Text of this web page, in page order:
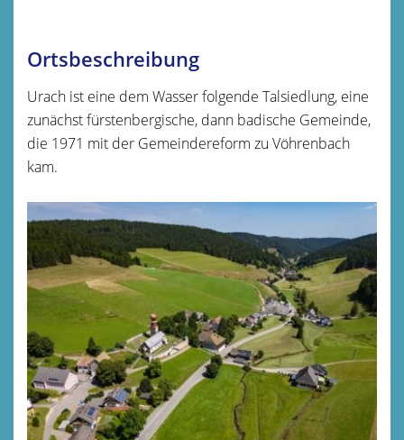
Ortsbeschreibung
Urach ist eine dem Wasser folgende Talsiedlung, eine
zunächst fürstenbergische, dann badische Gemeinde,
die 1971 mit der Gemeindereform zu Vöhrenbach
kam.